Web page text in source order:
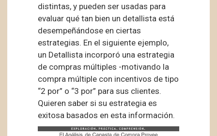
distintas, y pueden ser usadas para
evaluar qué tan bien un detallista está
desempeñándose en ciertas
estrategias. En el siguiente ejemplo,
un Detallista incorporó una estrategia
de compras múltiples -motivando la
compra múltiple con incentivos de tipo
“2 por” o “3 por” para sus clientes.
Quieren saber si su estrategia es
exitosa basados en esta información.